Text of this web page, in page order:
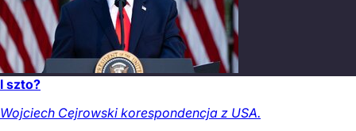
I szto?
Wojciech Cejrowski korespondencja z USA.